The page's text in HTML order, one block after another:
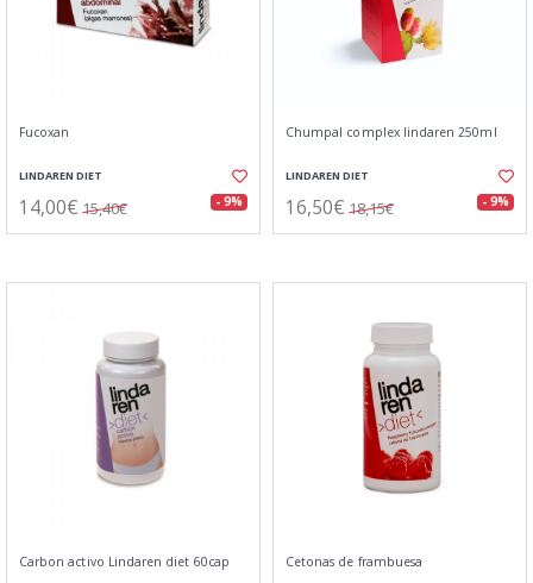
Fucoxan
LINDAREN DIET
14,00€ 15,40€ - 9%
Chumpal complex lindaren 250ml
LINDAREN DIET
16,50€ 18,15€ - 9%
Carbon activo Lindaren diet 60cap Cetonas de frambuesa